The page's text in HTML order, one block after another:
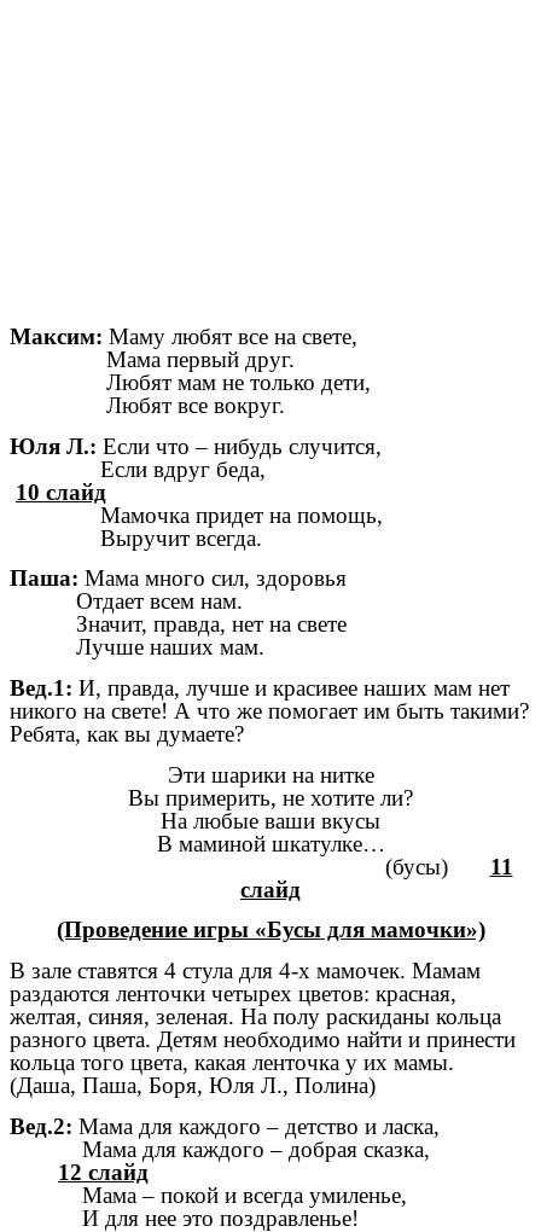
Максим: Маму любят все на свете,
Мама первый друг.
Любят мам не только дети,
Любят все вокруг.
Юля Л.: Если что – нибудь случится,
Если вдруг беда,
10 слайд
Мамочка придет на помощь,
Выручит всегда.
Паша: Мама много сил, здоровья
Отдает всем нам.
Значит, правда, нет на свете
Лучше наших мам.
Вед.1: И, правда, лучше и красивее наших мам нет
никого на свете! А что же помогает им быть такими?
Ребята, как вы думаете?
Эти шарики на нитке
Вы примерить, не хотите ли?
На любые ваши вкусы
В маминой шкатулке…
(бусы) 11
слайд
(Проведение игры «Бусы для мамочки»)
В зале ставятся 4 стула для 4-х мамочек. Мамам
раздаются ленточки четырех цветов: красная,
желтая, синяя, зеленая. На полу раскиданы кольца
разного цвета. Детям необходимо найти и принести
кольца того цвета, какая ленточка у их мамы.
(Даша, Паша, Боря, Юля Л., Полина)
Вед.2: Мама для каждого – детство и ласка,
Мама для каждого – добрая сказка,
12 слайд
Мама – покой и всегда умиленье,
И для нее это поздравленье!